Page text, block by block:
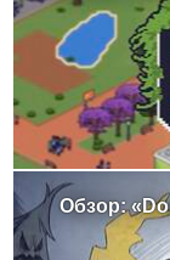
Обзор: